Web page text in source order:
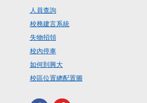
人員查詢
校務建言系統
失物招領
校內停車
如何到興大
校區位置總配置圖